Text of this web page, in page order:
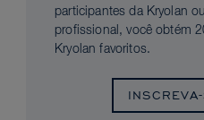
participantes da Kryolan
profissional, você obtém
Kryolan favoritos.